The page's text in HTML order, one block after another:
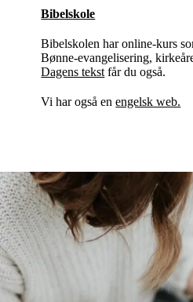
Bibelskole
Bibelskolen har online-kurs
Bønne-evangelisering,
Dagens tekst får du også.
Vi har også enengelsk web.